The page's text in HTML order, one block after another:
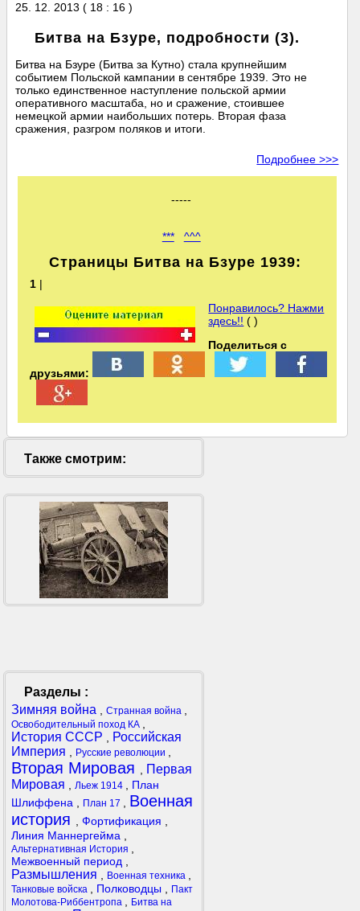
25. 12. 2013 ( 18 : 16 )
Битва на Бзуре, подробности (3).
Битва на Бзуре (Битва за Кутно) стала крупнейшим
событием Польской кампании в сентябре 1939. Это не
только единственное наступление польской армии
оперативного масштаба, но и сражение, стоившее
немецкой армии наибольших потерь. Вторая фаза
сражения, разгром поляков и итоги.
Подробнее >>>
-----
*** ^^^
Страницы Битва на Бзуре 1939:
1 |
Понравилось? Нажми
здесь!! ( )
Поделиться с
друзьями:
Также смотрим:
Разделы :
Зимняя война
Странная война
Освободительный поход КА
История СССР
Российская
Империя
Русские революции
Вторая Мировая
Первая
Мировая
Льеж 1914
План
Шлиффена
План 17
Военная
история
Фортификация
Линия Маннергейма
Альтернативная История
Межвоенный период
Размышления Военная техника
Танковые войска Полководцы
Пакт
Молотова-Риббентропа
Битва на